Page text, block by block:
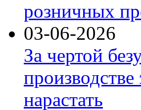
розничных
03-06-2026
За чертой
нарастать